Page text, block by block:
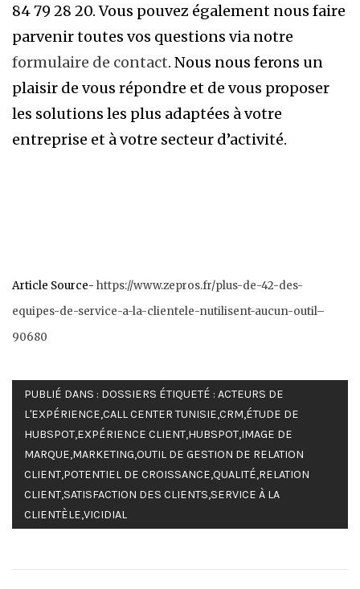
84 79 28 20. Vous pouvez également nous faire
parvenir toutes vos questions via notre
formulaire de contact. Nous nous ferons un
plaisir de vous répondre et de vous proposer
les solutions les plus adaptées à votre
entreprise et à votre secteur d’activité.
Article Source- https://www.zepros.fr/plus-de-42-des-
equipes-de-service-a-la-clientele-nutilisent-aucun-outil–
90680
PUBLIÉ DANS : DOSSIERS ÉTIQUETÉ : ACTEURS DE
L'EXPÉRIENCE,CALL CENTER TUNISIE,CRM,ÉTUDE DE
HUBSPOT,EXPÉRIENCE CLIENT,HUBSPOT,IMAGE DE
MARQUE,MARKETING,OUTIL DE GESTION DE RELATION
CLIENT,POTENTIEL DE CROISSANCE,QUALITÉ,RELATION
CLIENT,SATISFACTION DES CLIENTS,SERVICE À LA
CLIENTÈLE,VICIDIAL